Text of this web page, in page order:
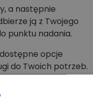
a następnie
ją z Twojego
punktu nadania.
opcje
do Twoich potrzeb.